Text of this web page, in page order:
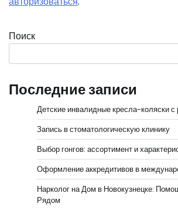
Поиск
Последние записи
Детские инвалидные кресла-коляски
Запись в стоматологическую клинику
Выбор гонгов: ассортимент и
Оформление аккредитивов в
Нарколог на Дом в Новокузнецке:
Рядом